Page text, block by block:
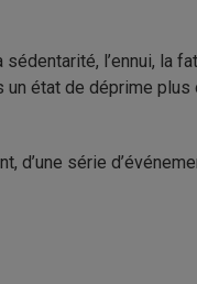
l’ennui, la
état de déprime
série